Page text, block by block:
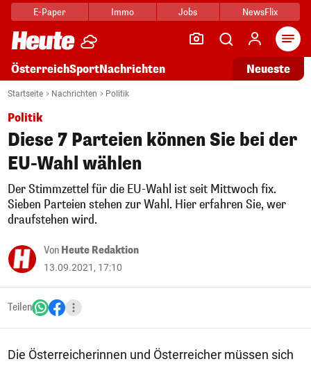
E-Paper Immo Jobs NewsFlix
ÖsterreichSportNachrichten Neueste
Startseite Nachrichten Politik
Politik
Diese 7 Parteien können Sie bei der
EU-Wahl wählen
Der Stimmzettel für die EU-Wahl ist seit Mittwoch fix.
Sieben Parteien stehen zur Wahl. Hier erfahren Sie, wer
draufstehen wird.
Von Heute Redaktion
13.09.2021, 17:10
Teilen
Die Österreicherinnen und Österreicher müssen sich